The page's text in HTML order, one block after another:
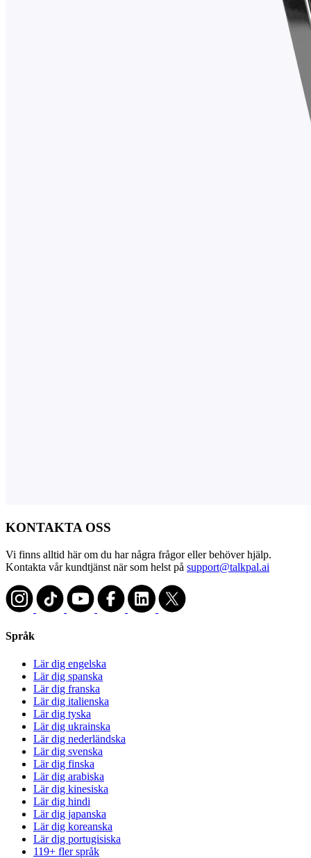
KONTAKTA OSS
Vi finns alltid här om du har några frågor eller behöver hjälp.
Kontakta vår kundtjänst när som helst på support@talkpal.ai
Språk
Lär dig engelska
Lär dig spanska
Lär dig franska
Lär dig italienska
Lär dig tyska
Lär dig ukrainska
Lär dig nederländska
Lär dig svenska
Lär dig finska
Lär dig arabiska
Lär dig kinesiska
Lär dig hindi
Lär dig japanska
Lär dig koreanska
Lär dig portugisiska
119+ fler språk